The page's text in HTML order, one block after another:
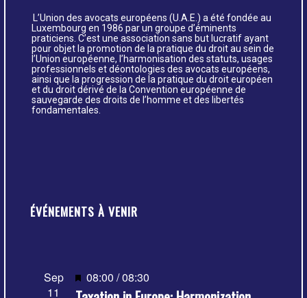
L’Union des avocats européens (U.A.E.) a été fondée au
Luxembourg en 1986 par un groupe d’éminents
praticiens. C’est une association sans but lucratif ayant
pour objet la promotion de la pratique du droit au sein de
l’Union européenne, l’harmonisation des statuts, usages
professionnels et déontologies des avocats européens,
ainsi que la progression de la pratique du droit européen
et du droit dérivé de la Convention européenne de
sauvegarde des droits de l’homme et des libertés
fondamentales.
ÉVÉNEMENTS À VENIR
Sep
11
Mis
en
08:00 /08:30